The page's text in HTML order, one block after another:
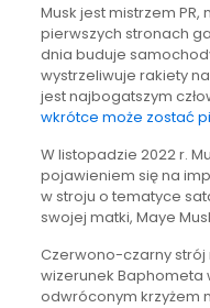
Musk jest mistrzem
pierwszych stronach
dnia buduje
wystrzeliwuje rakiety
jest najbogatszym
wkrótce może zostać
W listopadzie 2022 r.
pojawieniem się na
w stroju o tematyce
swojej matki, Maye
Czerwono-czarny strój
wizerunek Baphometa
odwróconym krzyżem